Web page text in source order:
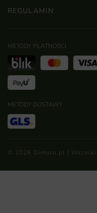
REGULAMIN
METODY PŁATNOŚCI
METODY DOSTAWY
© 2026 Dimuro.pl |